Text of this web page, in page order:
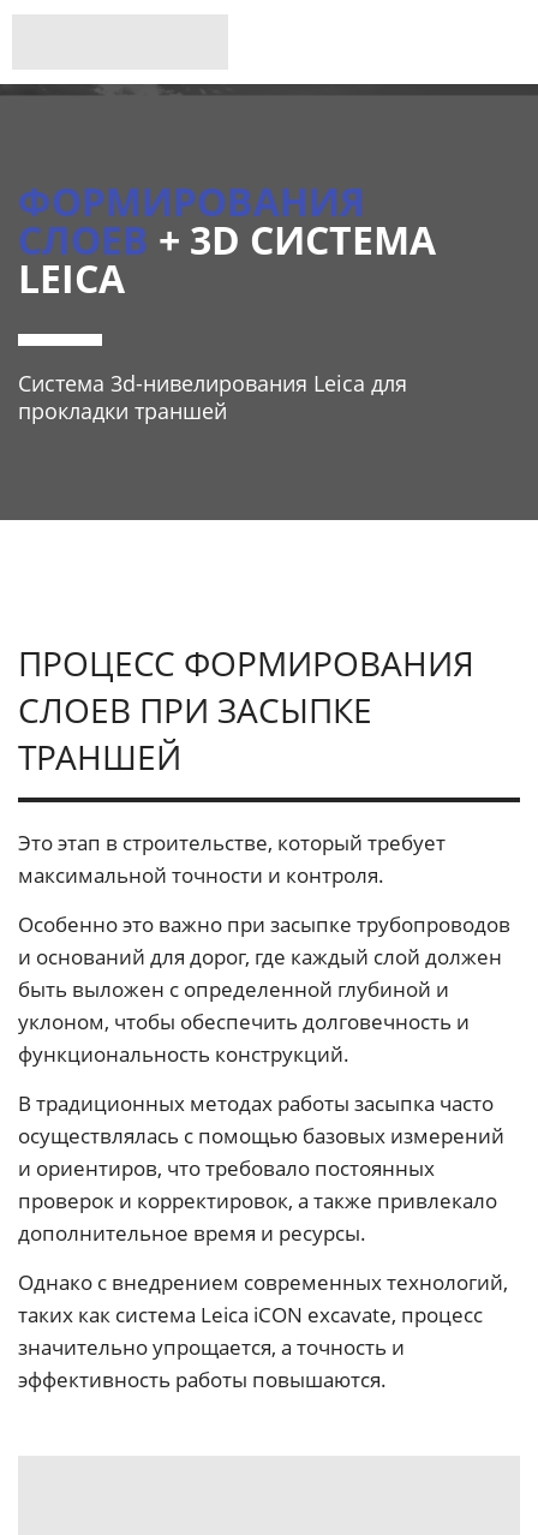
ФОРМИРОВАНИЯ
СЛОЕВ + 3D СИСТЕМА
LEICA
Система 3d-нивелирования Leica для
прокладки траншей
ПРОЦЕСС ФОРМИРОВАНИЯ
СЛОЕВ ПРИ ЗАСЫПКЕ
ТРАНШЕЙ
Это этап в строительстве, который требует
максимальной точности и контроля.
Особенно это важно при засыпке трубопроводов
и оснований для дорог, где каждый слой должен
быть выложен с определенной глубиной и
уклоном, чтобы обеспечить долговечность и
функциональность конструкций.
В традиционных методах работы засыпка часто
осуществлялась с помощью базовых измерений
и ориентиров, что требовало постоянных
проверок и корректировок, а также привлекало
дополнительное время и ресурсы.
Однако с внедрением современных технологий,
таких как система Leica iCON excavate, процесс
значительно упрощается, а точность и
эффективность работы повышаются.